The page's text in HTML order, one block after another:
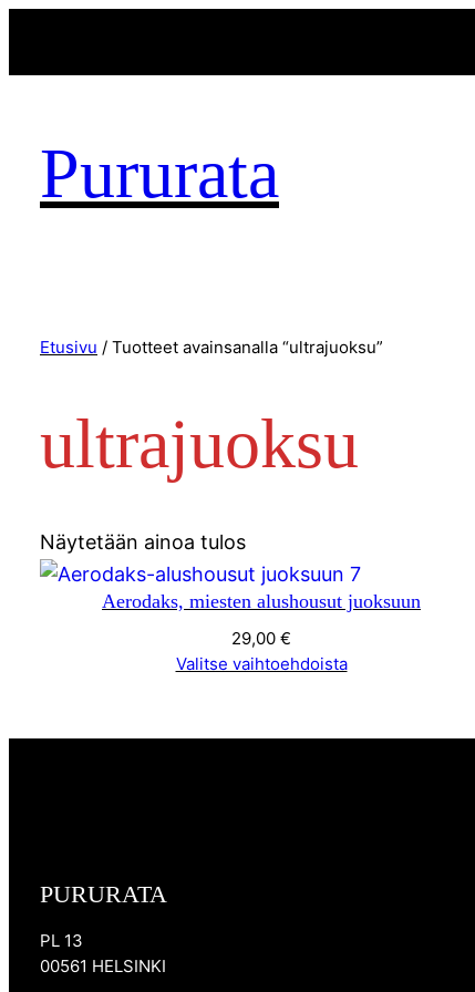
Pururata
Etusivu / Tuotteet avainsanalla “ultrajuoksu”
ultrajuoksu
Näytetään ainoa tulos
Aerodaks, miesten alushousut juoksuun
29,00 €
Valitse vaihtoehdoista
PURURATA
PL 13
00561 HELSINKI